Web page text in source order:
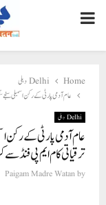
PRIMARY
MENU
Home
Delhi دہلی
عام آدمی پارٹی کے رکن اسمبلی
Delhi دہلی
عام آدمی پارٹی کے رکن
ترقیاتی کام ایم پی فنڈ
by
Paigam Madre Watan